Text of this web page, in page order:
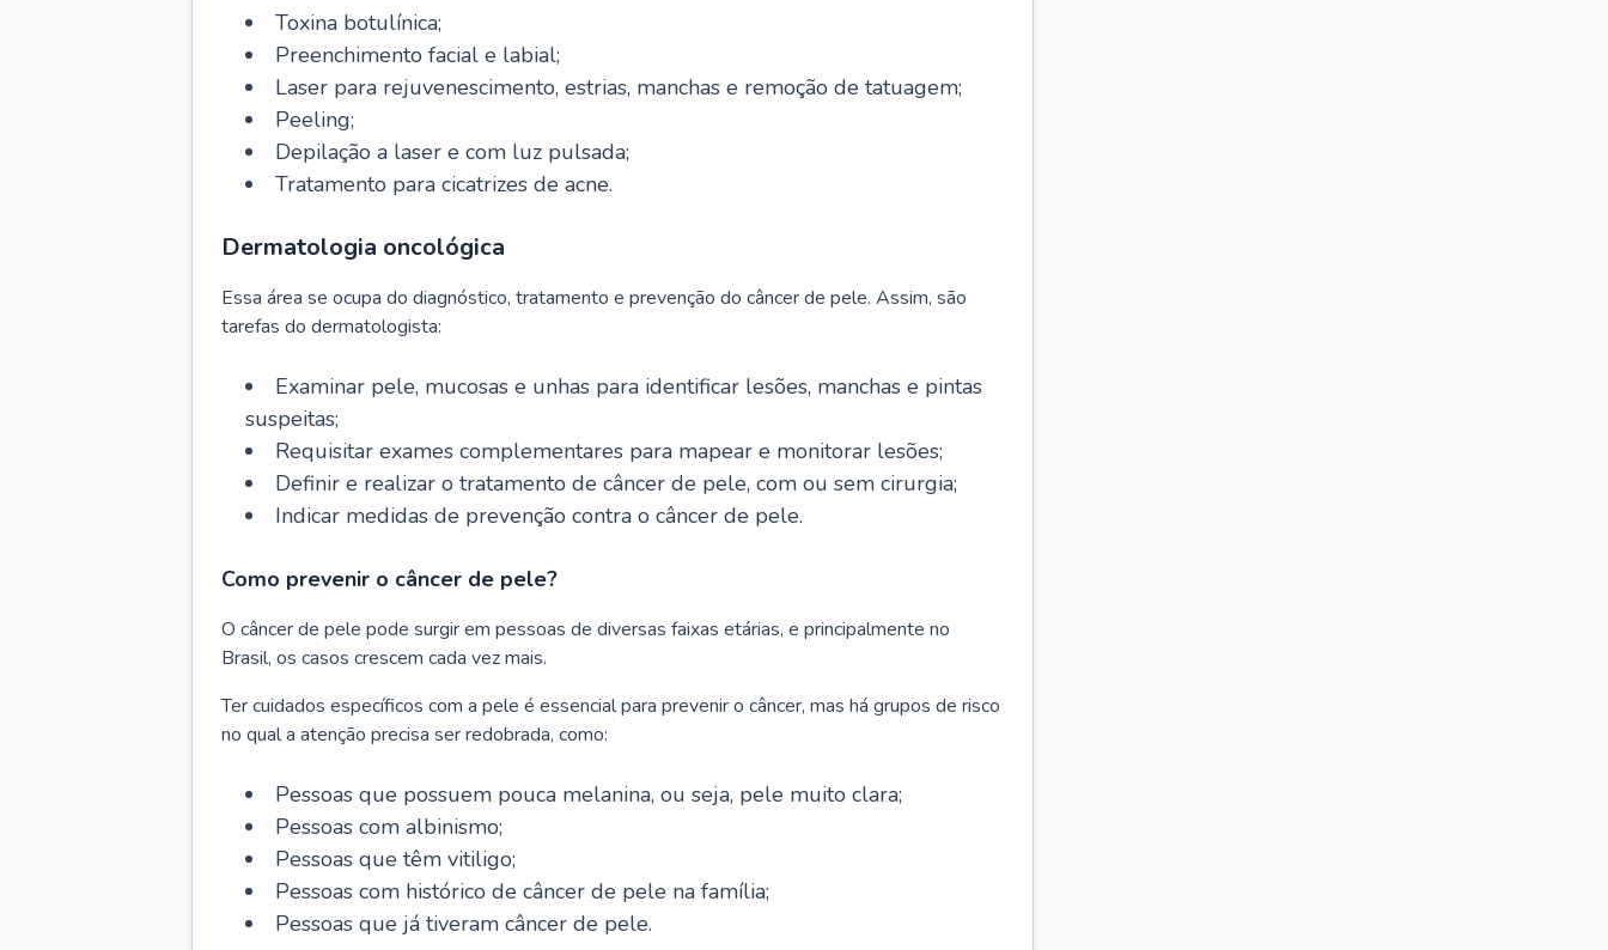
Toxina botulínica;
Preenchimento facial e labial;
Laser para rejuvenescimento, estrias, manchas e remoção de tatuagem;
Peeling;
Depilação a laser e com luz pulsada;
Tratamento para cicatrizes de acne.
Dermatologia oncológica
Essa área se ocupa do diagnóstico, tratamento e prevenção do câncer de pele. Assim, são
tarefas do dermatologista:
Examinar pele, mucosas e unhas para identificar lesões, manchas e pintas
suspeitas;
Requisitar exames complementares para mapear e monitorar lesões;
Definir e realizar o tratamento de câncer de pele, com ou sem cirurgia;
Indicar medidas de prevenção contra o câncer de pele.
Como prevenir o câncer de pele?
O câncer de pele pode surgir em pessoas de diversas faixas etárias, e principalmente no
Brasil, os casos crescem cada vez mais.
Ter cuidados específicos com a pele é essencial para prevenir o câncer, mas há grupos de risco
no qual a atenção precisa ser redobrada, como:
Pessoas que possuem pouca melanina, ou seja, pele muito clara;
Pessoas com albinismo;
Pessoas que têm vitiligo;
Pessoas com histórico de câncer de pele na família;
Pessoas que já tiveram câncer de pele.